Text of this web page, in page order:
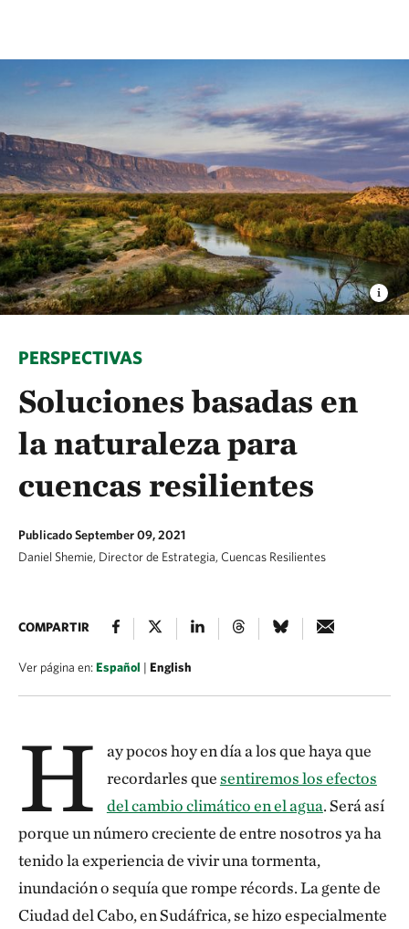
PERSPECTIVAS
Soluciones basadas en
la naturaleza para
cuencas resilientes
Publicado September 09, 2021
Daniel Shemie, Director de Estrategia, Cuencas Resilientes
COMPARTIR
Ver página en:Español | English
H
ay pocos hoy en día a los que haya que
recordarles quesentiremos los efectos
del cambio climático en el agua. Será así
porque un número creciente de entre nosotros ya ha
tenido la experiencia de vivir una tormenta,
inundación o sequía que rompe récords. La gente de
Ciudad del Cabo, en Sudáfrica, se hizo especialmente